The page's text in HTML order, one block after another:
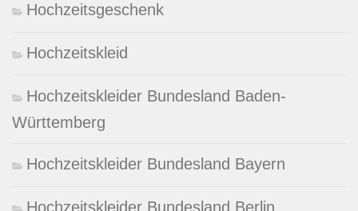
Hochzeitsgeschenk
Hochzeitskleid
Hochzeitskleider Bundesland Baden-
Württemberg
Hochzeitskleider Bundesland Bayern
Hochzeitskleider Bundesland Berlin